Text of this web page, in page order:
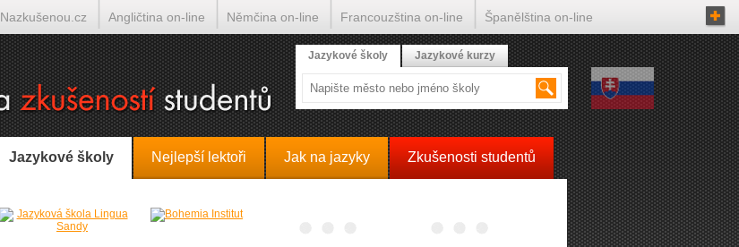
Jazykové školy Nejlepší lektoři Jak na jazyky Zkušenosti studentů
Jazykové školy Jazykové kurzy
Nazkušenou.cz Angličtina on-line Němčina on-line Francouzština on-line Španělština on-line